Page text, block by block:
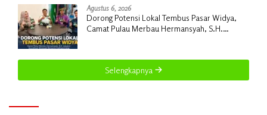
Agustus 6, 2026
Dorong Potensi Lokal Tembus Pasar Widya,
Camat Pulau Merbau Hermansyah, S.H.
Selengkapnya